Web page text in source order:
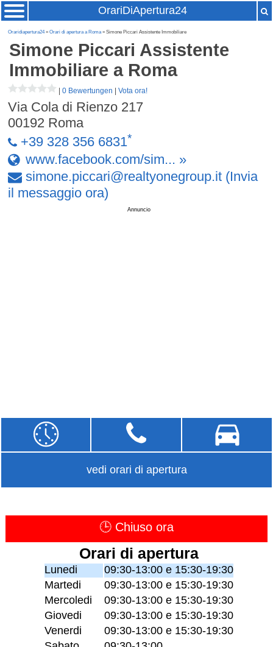
OrariDiApertura24
Oraridiapertura24»Orari di apertura a Roma» Simone Piccari Assistente Immobiliare
Simone Piccari Assistente
Immobiliare a Roma
|0 Bewertungen |Vota ora!
Via Cola di Rienzo 217
00192 Roma
+39 328 356 6831*
www.facebook.com/sim... »
simone.piccari@realtyonegroup.it (Invia
il messaggio ora)
Annuncio
vedi orari di apertura
🕒 Chiuso ora
Orari di apertura
Lunedi
09:30-13:00 e 15:30-19:30
Martedi
09:30-13:00 e 15:30-19:30
Mercoledi
09:30-13:00 e 15:30-19:30
Giovedi
09:30-13:00 e 15:30-19:30
Venerdi
09:30-13:00 e 15:30-19:30